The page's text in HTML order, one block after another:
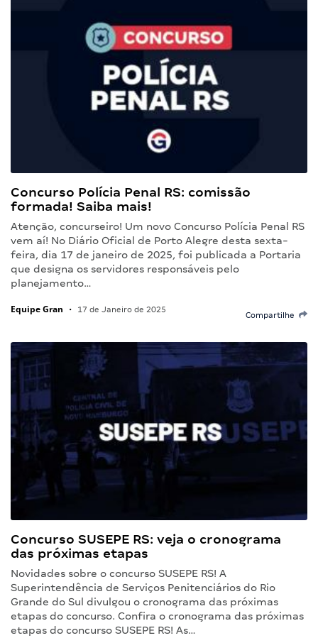
Concurso Polícia Penal RS: comissão
formada! Saiba mais!
Atenção, concurseiro! Um novo Concurso Polícia Penal RS
vem aí! No Diário Oficial de Porto Alegre desta sexta-
feira, dia 17 de janeiro de 2025, foi publicada a Portaria
que designa os servidores responsáveis pelo
planejamento…
Equipe Gran • 17 de Janeiro de 2025
Compartilhe
Concurso SUSEPE RS: veja o cronograma
das próximas etapas
Novidades sobre o concurso SUSEPE RS! A
Superintendência de Serviços Penitenciários do Rio
Grande do Sul divulgou o cronograma das próximas
etapas do concurso. Confira o cronograma das próximas
etapas do concurso SUSEPE RS! As…